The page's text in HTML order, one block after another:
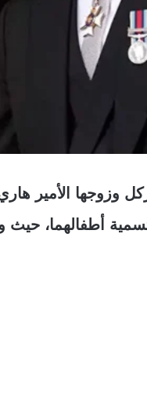
وزوجها الأمير
أطفالهما، حيث